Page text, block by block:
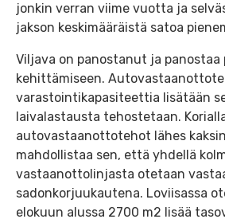
jonkin verran viime vuotta ja
jakson keskimääräistä satoa
Viljava on panostanut ja panostaa
kehittämiseen.
varastointikapasiteettia lisätään
laivalastausta tehostetaan.
autovastaanottotehot lähes
mahdollistaa sen, että yhdellä
vastaanottolinjasta otetaan
sadonkorjuukautena. Loviisassa
elokuun alussa 2700 m2 lisää